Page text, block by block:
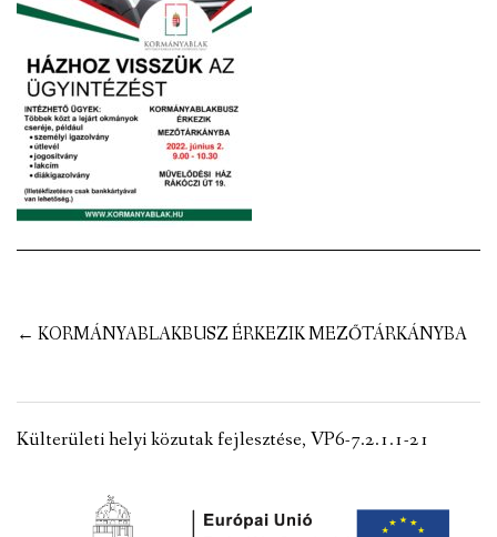
KÉPVISELŐ-TESTÜLET
VÁLASZTÁSI INFORMÁCIÓK
NEMZETISÉGI ÖNKORMÁNYZAT
TÁRSULÁS
PÁLYÁZATOK
Post
← KORMÁNYABLAKBUSZ ÉRKEZIK MEZŐTÁRKÁNYBA
Külterületi helyi közutak fejlesztése, VP6-7.2.1.1-21